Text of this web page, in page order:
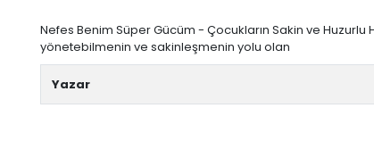
Nefes Benim Süper Gücüm - Çocukların Sakin ve Huzurlu
yönetebilmenin ve sakinleşmenin yolu olan
Yazar